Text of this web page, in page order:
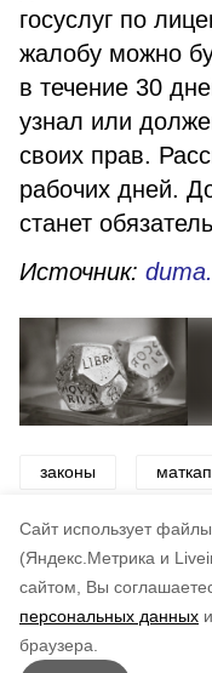
Cайт использует
(Яндекс.Метрика и
сайтом, Вы
персональных данных
браузера.
госуслуг по
жалобу можно
в течение 30
узнал или
своих прав.
рабочих дней.
станет
Источник:
законы
господдержка
по
5